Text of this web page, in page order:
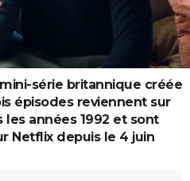
série britannique créée
épisodes reviennent sur
années 1992 et sont
Netflix depuis le 4 juin